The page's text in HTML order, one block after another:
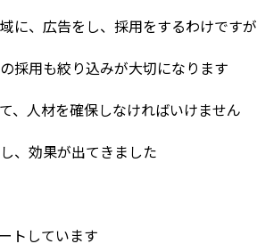
に、広告をし、採用をするわけですが
採用も絞り込みが大切になります
、人材を確保しなければいけません
、効果が出てきました
トしています